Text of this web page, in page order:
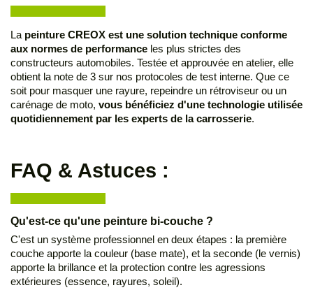
La peinture CREOX est une solution technique conforme
aux normes de performance les plus strictes des
constructeurs automobiles. Testée et approuvée en atelier, elle
obtient la note de 3 sur nos protocoles de test interne. Que ce
soit pour masquer une rayure, repeindre un rétroviseur ou un
carénage de moto, vous bénéficiez d'une technologie utilisée
quotidiennement par les experts de la carrosserie.
FAQ & Astuces :
Qu'est-ce qu'une peinture bi-couche ?
C'est un système professionnel en deux étapes : la première
couche apporte la couleur (base mate), et la seconde (le vernis)
apporte la brillance et la protection contre les agressions
extérieures (essence, rayures, soleil).